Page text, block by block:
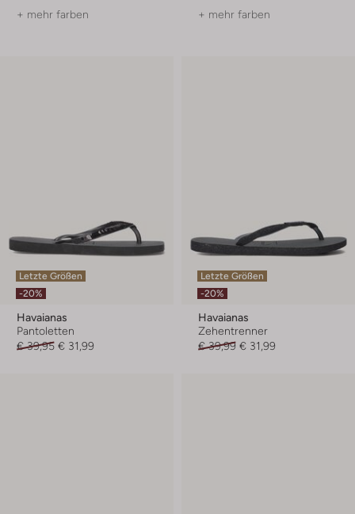
+ mehr farben + mehr farben
Letzte Größen
-20%
Havaianas
Pantoletten
€ 39,95 € 31,99
Letzte Größen
-20%
Havaianas
Zehentrenner
€ 39,99 € 31,99